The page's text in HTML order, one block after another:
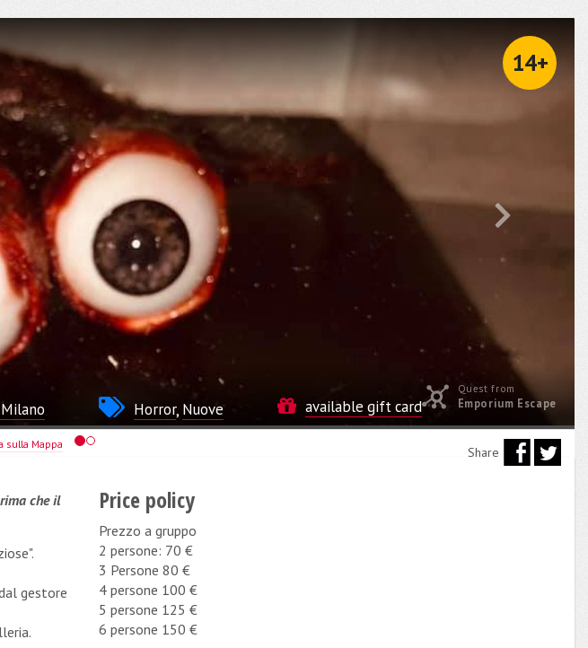
14+
sulla Mappa
Horror, Nuove available gift card
Quest from
Emporium Escape
che il
gestore
Share
Price policy
Prezzo a gruppo
2 persone: 70 €
3 Persone 80 €
4 persone 100 €
5 persone 125 €
6 persone 150 €